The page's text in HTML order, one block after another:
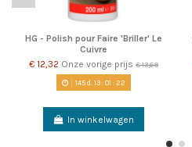
HG - Polish pour Faire 'Briller' Le
Cuivre
€ 12,32 Onze vorige prijs € 13,69
145d. 13:01 :22
In winkelwagen